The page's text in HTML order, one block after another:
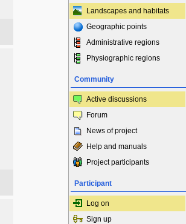
Landscapes and habitats
Geographic points
Administrative regions
Physiographic regions
Community
Active discussions
Forum
News of project
Help and manuals
Project participants
Participant
Log on
Sign up